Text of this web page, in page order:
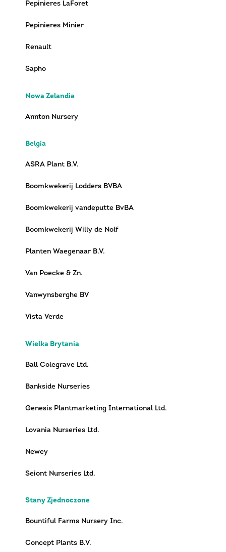
Pepinieres LaForet
Pepinieres Minier
Renault
Sapho
Nowa Zelandia
Annton Nursery
Belgia
ASRA Plant B.V.
Boomkwekerij Lodders BVBA
Boomkwekerij vandeputte BvBA
Boomkwekerij Willy de Nolf
Planten Waegenaar B.V.
Van Poecke & Zn.
Vanwynsberghe BV
Vista Verde
Wielka Brytania
Ball Colegrave Ltd.
Bankside Nurseries
Genesis Plantmarketing International Ltd.
Lovania Nurseries Ltd.
Newey
Seiont Nurseries Ltd.
Stany Zjednoczone
Bountiful Farms Nursery Inc.
Concept Plants B.V.